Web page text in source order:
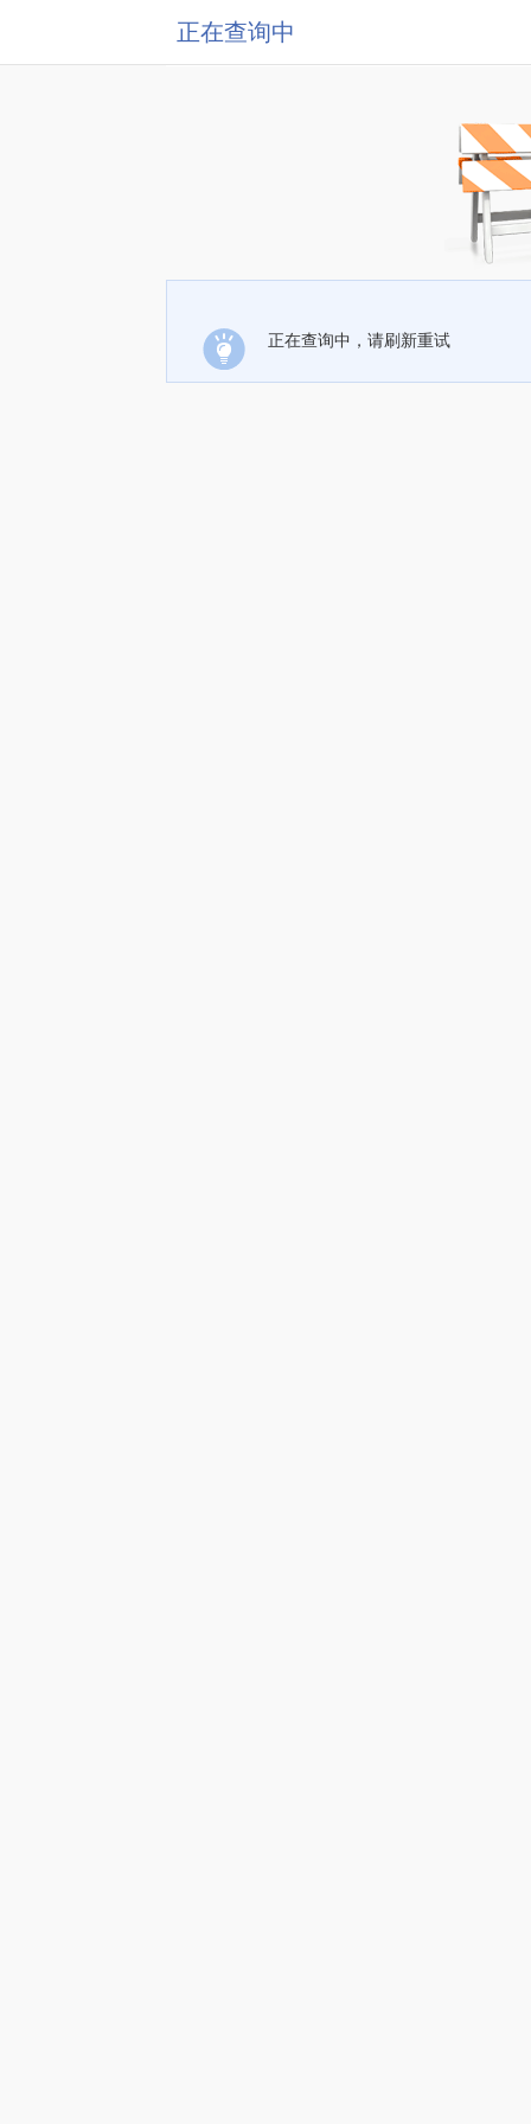
正在查询中
正在查询中，请刷新重试